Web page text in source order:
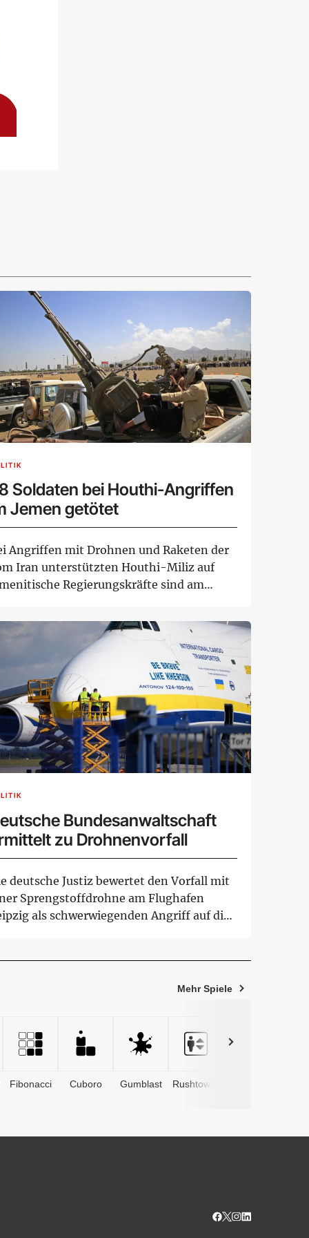
Soldaten bei Houthi-Angriffen
Jemen getötet
Angriffen mit Drohnen und Raketen der
Iran unterstützten Houthi-Miliz auf
Regierungskräfte sind am
Bundesanwaltschaft
zu Drohnenvorfall
deutsche Justiz bewertet den Vorfall mit
Sprengstoffdrohne am Flughafen
als schwerwiegenden Angriff auf die
Mehr Spiele
Fibonacci Cuboro Gumblast Rushtower